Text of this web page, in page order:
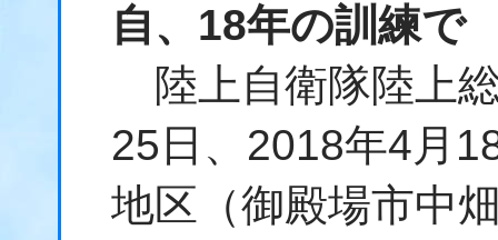
自、18年の訓練
陸上自衛隊陸上
25日、2018年4月
地区（御殿場市中